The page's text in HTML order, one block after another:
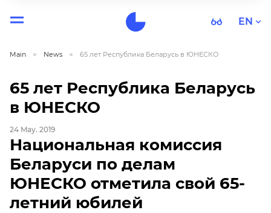
EN
Main News 65 лет Республика Беларусь в ЮНЕСКО
65 лет Республика Беларусь
в ЮНЕСКО
24 May. 2019
Национальная комиссия
Беларуси по делам
ЮНЕСКО отметила свой 65-
летний юбилей